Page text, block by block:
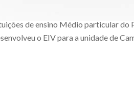
de ensino Médio particular do
o EIV para a unidade de